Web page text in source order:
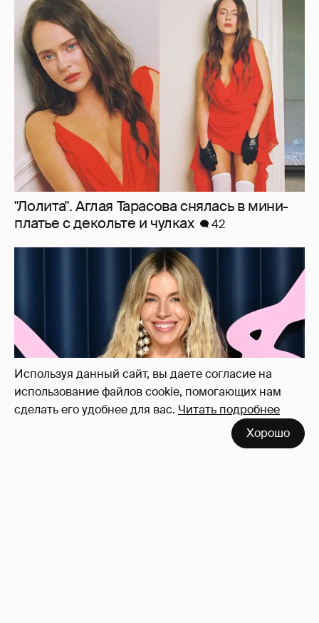
Используя данный сайт, вы даете согласие на
использование файлов cookie, помогающих нам
сделать его удобнее для вас. Читать подробнее
Хорошо
"Лолита". Аглая Тарасова снялась в мини-
платье с декольте и чулках
42
Сиенна Миллер раскрыла пол третьего
ребёнка и показала редкие фото с детьми